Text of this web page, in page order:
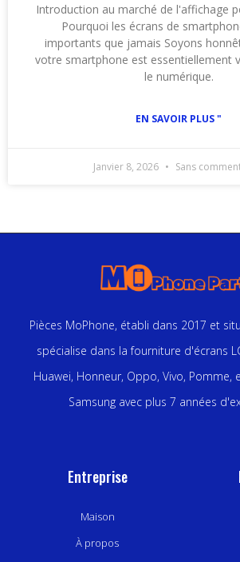
Introduction au marché de l'affichage
Pourquoi les écrans de
importants que jamais Soyons
votre smartphone est essentiellement
le numérique.
EN SAVOIR PLUS "
Janvier 8, 2026 Sans
Pièces MoPhone, établi dans 2017 et
spécialise dans la fourniture d'écrans
Huawei, Honneur, Oppo, Vivo, Pomme,
Samsung avec plus 7 années
Entreprise
Maison
À propos